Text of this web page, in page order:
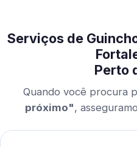
Serviços de
Perto
Quando você procura
próximo",